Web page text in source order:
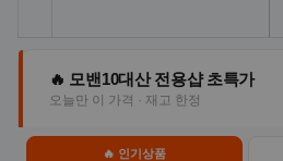
🔥 모밴10대산 전용샵 초특가
오늘만 이 가격 · 재고 한정
🔥 인기상품